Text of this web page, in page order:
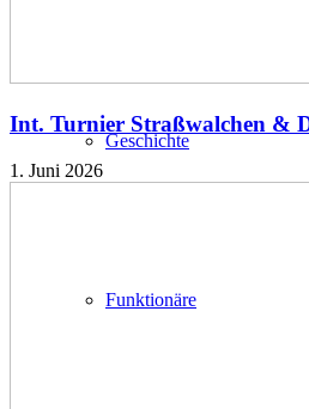
Geschichte
Funktionäre
Int. Turnier Straßwalchen &
1. Juni 2026